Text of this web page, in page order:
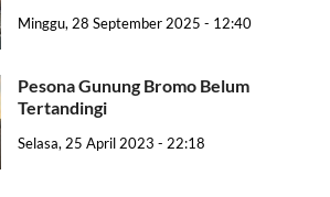
Minggu, 28 September 2025 - 12:40
Pesona Gunung Bromo Belum
Tertandingi
Selasa, 25 April 2023 - 22:18